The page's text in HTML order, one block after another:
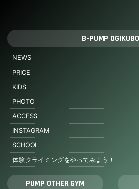
B-PUMP OGIKUBO
NEWS
PRICE
KIDS
PHOTO
ACCESS
INSTAGRAM
SCHOOL
体験クライミングをやってみよう！
PUMP OTHER GYM